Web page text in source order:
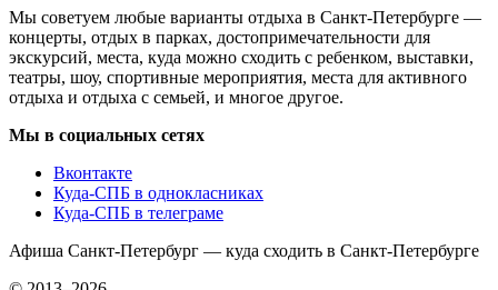
Мы советуем любые варианты отдыха в Санкт-Петербурге —
концерты, отдых в парках, достопримечательности для
экскурсий, места, куда можно сходить с ребенком, выставки,
театры, шоу, спортивные мероприятия, места для активного
отдыха и отдыха с семьей, и многое другое.
Мы в социальных сетях
Вконтакте
Куда-СПБ в однокласниках
Куда-СПБ в телеграме
Афиша Санкт-Петербург — куда сходить в Санкт-Петербурге